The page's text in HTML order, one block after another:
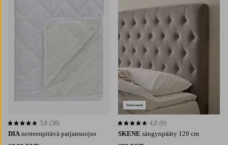
DIA nesteenpitävä patjansuojus
3,8 perustuen 38 arvosanaan
3,8 (38)
SKENE sängynpääty 120 cm
4,0 perustuen 6 arvosanaan
4,0 (6)